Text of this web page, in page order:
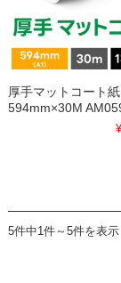
厚手マットコート紙
594mm×30M
5件中1件～5件を表示